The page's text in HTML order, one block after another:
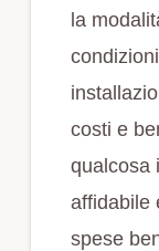
la
costi e
qualcosa
affidabile
spese